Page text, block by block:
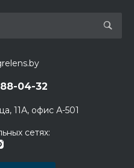
04-32
11А, офис А-501
сетях: